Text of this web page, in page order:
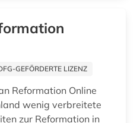
GEFÖRDERTE LIZENZ
Reformation Online
wenig verbreitete
zur Reformation in